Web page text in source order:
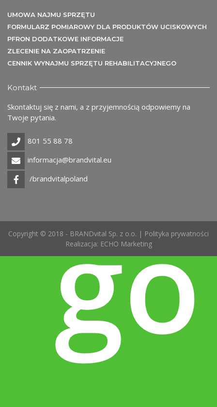
UMOWA NAJMU SPRZĘTU
FORMULARZ POMIAROWY DLA PRODUKTÓW UCISKOWYCH
PFRON DODATKOWE INFORMACJE
ZLECENIE NA ZAOPATRZENIE
CENNIK WYNAJMU SPRZĘTU REHABILITACYJNEGO
Kontakt
Skontaktuj się z nami, a z przyjemnością odpowiemy na
Twoje pytania.
801 55 88 78
informacja@brandvital.eu
/brandvitalpoland
Copyright © 2018 - BRANDvital Sp. z o.o. | Polityka prywatności
Realizacja: ECHO Marketing
go